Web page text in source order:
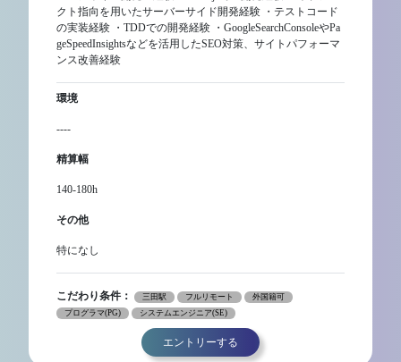
クト指向を用いたサーバーサイド開発経験 ・テストコード
の実装経験 ・TDDでの開発経験 ・GoogleSearchConsoleやPa
geSpeedInsightsなどを活用したSEO対策、サイトパフォーマ
ンス改善経験
環境
----
精算幅
140-180h
その他
特になし
こだわり条件： 三田駅 フルリモート
外国籍可
プログラマ(PG)
システムエンジニア(SE)
エントリーする